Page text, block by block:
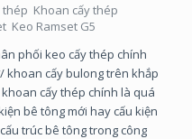
thép Khoan cấy thép
Keo Ramset G5
phối keo cấy thép chính
khoan cấy bulong trên khắp
cấy thép chính là quá
bê tông mới hay cấu kiện
trúc bê tông trong công